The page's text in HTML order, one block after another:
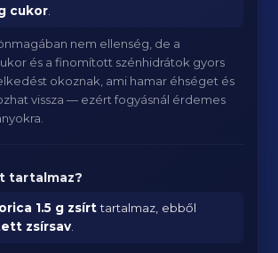
cukor
nem ellenség, de a
és a finomított szénhidrátok gyors
okoznak, ami hamar éhséget és
vissza — ezért fogyásnál érdemes
tartalmaz?
1.5 g zsírttartalmaz, ebből
zsírsav